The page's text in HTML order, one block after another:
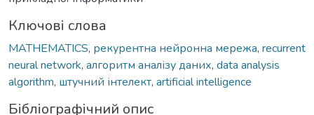
Ключові слова
MATHEMATICS, рекурентна нейронна мережа, recurrent
neural network, алгоритм аналізу даних, data analysis
algorithm, штучний інтелект, artificial intelligence
Бібліографічний опис